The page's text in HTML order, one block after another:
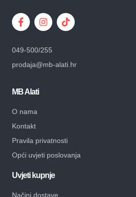
049-500/255
prodaja@mb-alati.hr
MB Alati
O nama
Kontakt
Pravila privatnosti
Opći uvjeti poslovanja
Uvjeti kupnje
Načini dostave